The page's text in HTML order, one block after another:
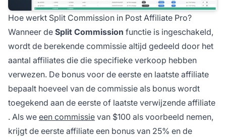
Hoe werkt Split Commission in Post Affiliate Pro?
Wanneer de Split Commission functie is ingeschakeld,
wordt de berekende commissie altijd gedeeld door het
aantal affiliates die die specifieke verkoop hebben
verwezen. De bonus voor de eerste en laatste affiliate
bepaalt hoeveel van de commissie als bonus wordt
toegekend aan de eerste of laatste verwijzende affiliate
. Als we een commissie van $100 als voorbeeld nemen,
krijgt de eerste affiliate een bonus van 25% en de